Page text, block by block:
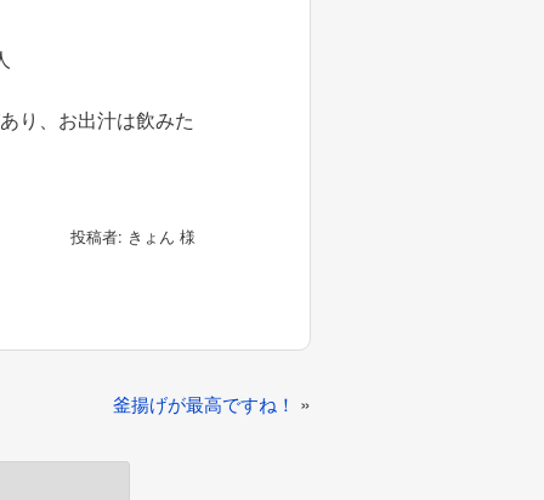
り、お出汁は飲みた
投稿者: きょん 様
釜揚げが最高ですね！ »